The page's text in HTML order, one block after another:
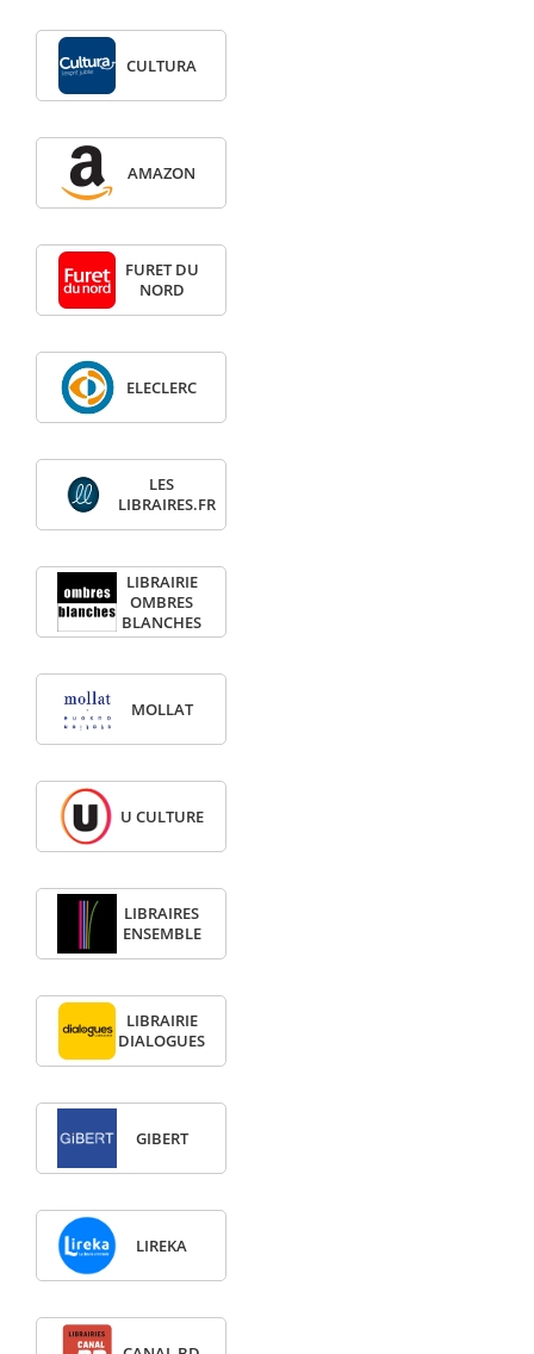
CULTURA
AMAZON
FURET DU
NORD
ELECLERC
LES
LIBRAIRES.FR
LIBRAIRIE
OMBRES
BLANCHES
MOLLAT
U CULTURE
LIBRAIRES
ENSEMBLE
LIBRAIRIE
DIALOGUES
GIBERT
LIREKA